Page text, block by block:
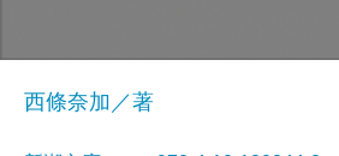
西條奈加／著